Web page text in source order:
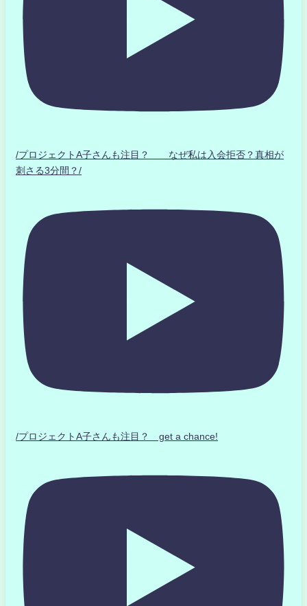
/プロジェクトA子さんも注目？ なぜ私は入会拒否？真相が
刺さる3分間？/
/プロジェクトA子さんも注目？ get a chance!